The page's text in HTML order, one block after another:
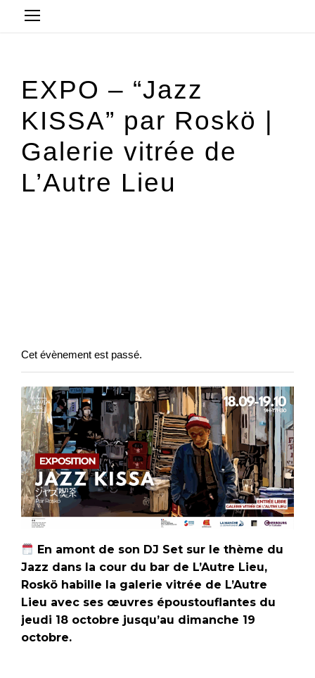
EXPO – “Jazz
KISSA” par Roskö |
Galerie vitrée de
L’Autre Lieu
Cet évènement est passé.
En amont de son DJ Set sur le thème du
Jazz dans la cour du bar de L’Autre Lieu,
Roskö habille la galerie vitrée de L’Autre
Lieu avec ses œuvres époustouflantes du
jeudi 18 octobre jusqu’au dimanche 19
octobre.